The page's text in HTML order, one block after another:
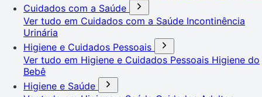
Cuidados com a Saúde
Ver tudo em Cuidados com a Saúde Incontinência
Urinária
Higiene e Cuidados Pessoais
Ver tudo em Higiene e Cuidados Pessoais Higiene do
Bebê
Higiene e Saúde